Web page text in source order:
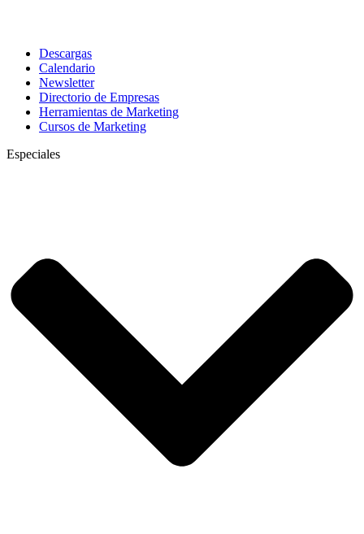
Descargas
Calendario
Newsletter
Directorio de Empresas
Herramientas de Marketing
Cursos de Marketing
Especiales